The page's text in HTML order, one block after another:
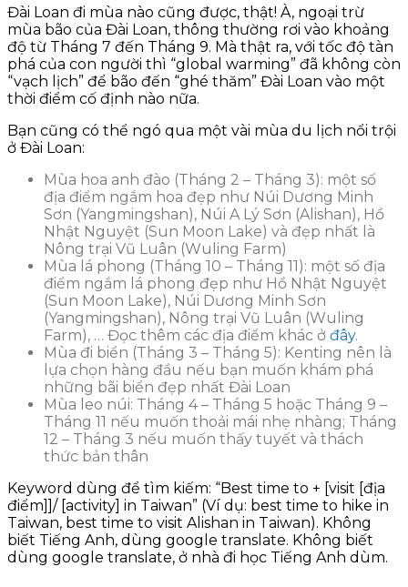
Đài Loan đi mùa nào cũng được, thật! À, ngoại trừ
mùa bão của Đài Loan, thông thường rơi vào khoảng
độ từ Tháng 7 đến Tháng 9. Mà thật ra, với tốc độ tàn
phá của con người thì “global warming” đã không còn
“vạch lịch” để bão đến “ghé thăm” Đài Loan vào một
thời điểm cố định nào nữa.
Bạn cũng có thể ngó qua một vài mùa du lịch nổi trội
ở Đài Loan:
Mùa hoa anh đào (Tháng 2 – Tháng 3): một số
địa điểm ngắm hoa đẹp như Núi Dương Minh
Sơn (Yangmingshan), Núi A Lý Sơn (Alishan), Hồ
Nhật Nguyệt (Sun Moon Lake) và đẹp nhất là
Nông trại Vũ Luân (Wuling Farm)
Mùa lá phong (Tháng 10 – Tháng 11): một số địa
điểm ngắm lá phong đẹp như Hồ Nhật Nguyệt
(Sun Moon Lake), Núi Dương Minh Sơn
(Yangmingshan), Nông trại Vũ Luân (Wuling
Farm), … Đọc thêm các địa điểm khác ở đây.
Mùa đi biển (Tháng 3 – Tháng 5): Kenting nên là
lựa chọn hàng đầu nếu bạn muốn khám phá
những bãi biển đẹp nhất Đài Loan
Mùa leo núi: Tháng 4 – Tháng 5 hoặc Tháng 9 –
Tháng 11 nếu muốn thoải mái nhẹ nhàng; Tháng
12 – Tháng 3 nếu muốn thấy tuyết và thách
thức bản thân
Keyword dùng để tìm kiếm: “Best time to + [visit [địa
điểm]]/ [activity] in Taiwan” (Ví dụ: best time to hike in
Taiwan, best time to visit Alishan in Taiwan). Không
biết Tiếng Anh, dùng google translate. Không biết
dùng google translate, ở nhà đi học Tiếng Anh dùm.